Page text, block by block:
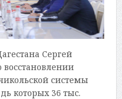
Сергей
системы
которых 36 тыс.